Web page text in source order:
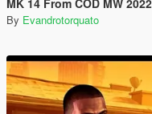
MK 14 From COD MW 2022
By Evandrotorquato